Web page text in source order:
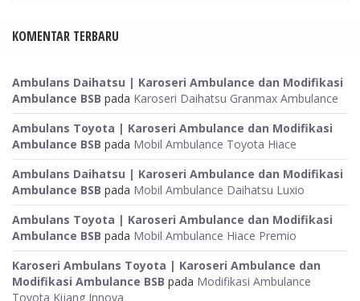
KOMENTAR TERBARU
Ambulans Daihatsu | Karoseri Ambulance dan Modifikasi
Ambulance BSB pada Karoseri Daihatsu Granmax Ambulance
Ambulans Toyota | Karoseri Ambulance dan Modifikasi
Ambulance BSB pada Mobil Ambulance Toyota Hiace
Ambulans Daihatsu | Karoseri Ambulance dan Modifikasi
Ambulance BSB pada Mobil Ambulance Daihatsu Luxio
Ambulans Toyota | Karoseri Ambulance dan Modifikasi
Ambulance BSB pada Mobil Ambulance Hiace Premio
Karoseri Ambulans Toyota | Karoseri Ambulance dan
Modifikasi Ambulance BSB pada Modifikasi Ambulance
Toyota Kijang Innova